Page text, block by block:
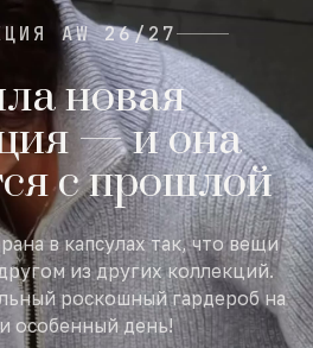
AW 26/27
новая
— и она
с прошлой
в капсулах так, что вещи
из других коллекций.
роскошный гардероб на
особенный день!